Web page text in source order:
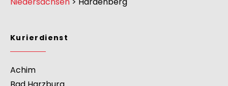
Kurierdienst
Achim